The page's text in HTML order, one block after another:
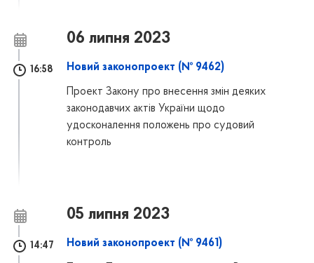
06 липня 2023
16:58 Новий законопроект (№ 9462)
Проект Закону про внесення змін деяких
законодавчих актів України щодо
удосконалення положень про судовий
контроль
05 липня 2023
14:47 Новий законопроект (№ 9461)